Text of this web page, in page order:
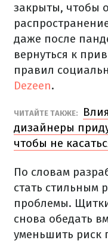
закрыты, чтобы
даже после
вернуться к
правил
Dezeen.
ЧИТАЙТЕ ТАКЖЕ:
дизайнеры
чтобы не
По словам
стать стильным
проблемы.
снова обедать
уменьшить риск